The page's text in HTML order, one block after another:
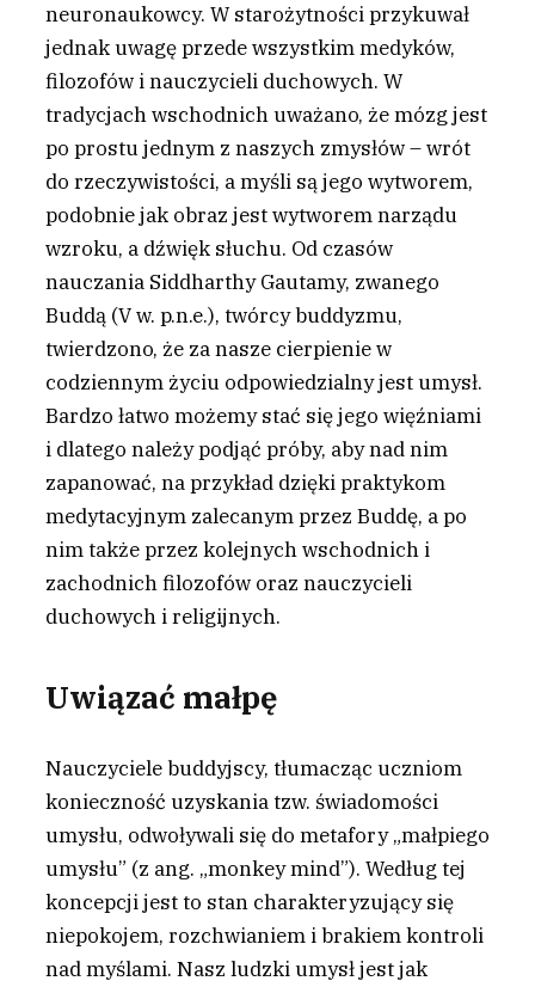
neuronaukowcy. W starożytności przykuwał
jednak uwagę przede wszystkim medyków,
filozofów i nauczycieli duchowych. W
tradycjach wschodnich uważano, że mózg jest
po prostu jednym z naszych zmysłów – wrót
do rzeczywistości, a myśli są jego wytworem,
podobnie jak obraz jest wytworem narządu
wzroku, a dźwięk słuchu. Od czasów
nauczania Siddharthy Gautamy, zwanego
Buddą (V w. p.n.e.), twórcy buddyzmu,
twierdzono, że za nasze cierpienie w
codziennym życiu odpowiedzialny jest umysł.
Bardzo łatwo możemy stać się jego więźniami
i dlatego należy podjąć próby, aby nad nim
zapanować, na przykład dzięki praktykom
medytacyjnym zalecanym przez Buddę, a po
nim także przez kolejnych wschodnich i
zachodnich filozofów oraz nauczycieli
duchowych i religijnych.
Uwiązać małpę
Nauczyciele buddyjscy, tłumacząc uczniom
konieczność uzyskania tzw. świadomości
umysłu, odwoływali się do metafory „małpiego
umysłu” (z ang. „monkey mind”). Według tej
koncepcji jest to stan charakteryzujący się
niepokojem, rozchwianiem i brakiem kontroli
nad myślami. Nasz ludzki umysł jest jak